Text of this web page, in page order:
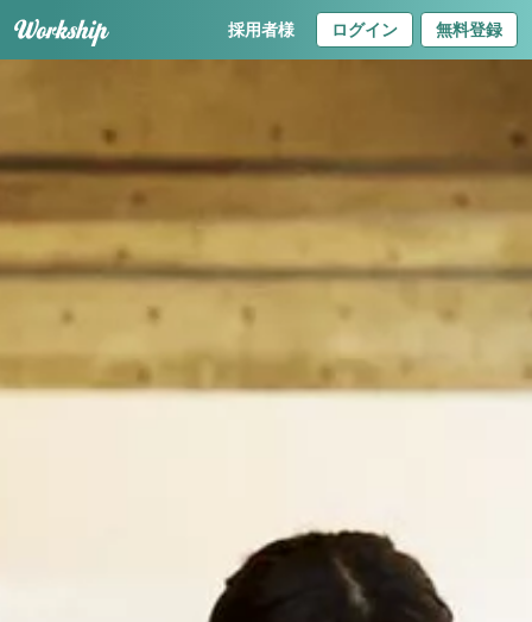
採用者様 ログイン 無料登録